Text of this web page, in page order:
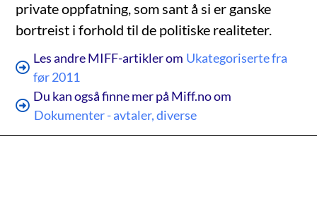
private oppfatning, som sant å si er ganske
bortreist i forhold til de politiske realiteter.
Les andre MIFF-artikler om Ukategoriserte fra
før 2011
Du kan også finne mer på Miff.no om
Dokumenter - avtaler, diverse